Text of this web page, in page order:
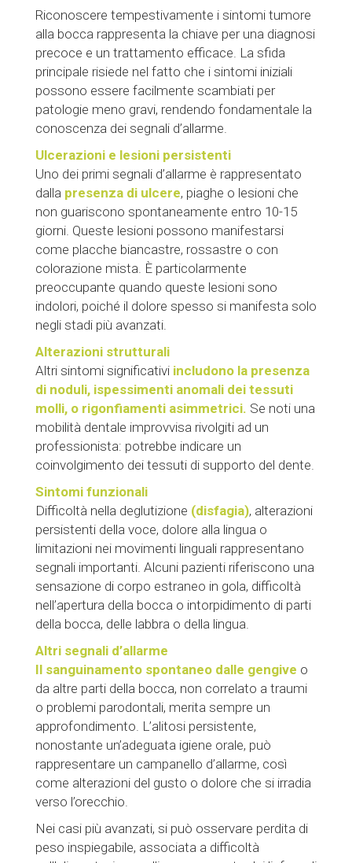
Riconoscere tempestivamente i sintomi tumore
alla bocca rappresenta la chiave per una diagnosi
precoce e un trattamento efficace. La sfida
principale risiede nel fatto che i sintomi iniziali
possono essere facilmente scambiati per
patologie meno gravi, rendendo fondamentale la
conoscenza dei segnali d’allarme.
Ulcerazioni e lesioni persistenti
Uno dei primi segnali d’allarme è rappresentato
dalla presenza di ulcere, piaghe o lesioni che
non guariscono spontaneamente entro 10-15
giorni. Queste lesioni possono manifestarsi
come placche biancastre, rossastre o con
colorazione mista. È particolarmente
preoccupante quando queste lesioni sono
indolori, poiché il dolore spesso si manifesta solo
negli stadi più avanzati.
Alterazioni strutturali
Altri sintomi significativi includono la presenza
di noduli, ispessimenti anomali dei tessuti
molli, o rigonfiamenti asimmetrici. Se noti una
mobilità dentale improvvisa rivolgiti ad un
professionista: potrebbe indicare un
coinvolgimento dei tessuti di supporto del dente.
Sintomi funzionali
Difficoltà nella deglutizione (disfagia), alterazioni
persistenti della voce, dolore alla lingua o
limitazioni nei movimenti linguali rappresentano
segnali importanti. Alcuni pazienti riferiscono una
sensazione di corpo estraneo in gola, difficoltà
nell’apertura della bocca o intorpidimento di parti
della bocca, delle labbra o della lingua.
Altri segnali d’allarme
Il sanguinamento spontaneo dalle gengive o
da altre parti della bocca, non correlato a traumi
o problemi parodontali, merita sempre un
approfondimento. L’alitosi persistente,
nonostante un’adeguata igiene orale, può
rappresentare un campanello d’allarme, così
come alterazioni del gusto o dolore che si irradia
verso l’orecchio.
Nei casi più avanzati, si può osservare perdita di
peso inspiegabile, associata a difficoltà